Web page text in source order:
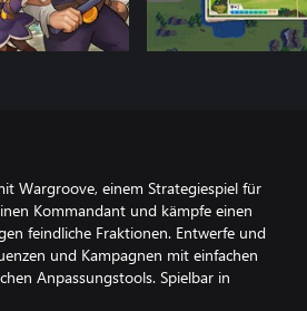
Wargroove, einem Strategiespiel für
Kommandant und kämpfe einen
feindliche Fraktionen. Entwerfe und
und Kampagnen mit einfachen
Anpassungstools. Spielbar in